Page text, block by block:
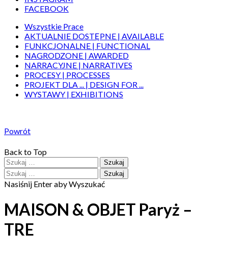
FACEBOOK
Wszystkie Prace
AKTUALNIE DOSTĘPNE | AVAILABLE
FUNKCJONALNE | FUNCTIONAL
NAGRODZONE | AWARDED
NARRACYJNE | NARRATIVES
PROCESY | PROCESSES
PROJEKT DLA ... | DESIGN FOR ...
WYSTAWY | EXHIBITIONS
Powrót
Back to Top
Szukaj:
Szukaj:
Nasiśnij Enter aby Wyszukać
MAISON & OBJET Paryż –
TRE